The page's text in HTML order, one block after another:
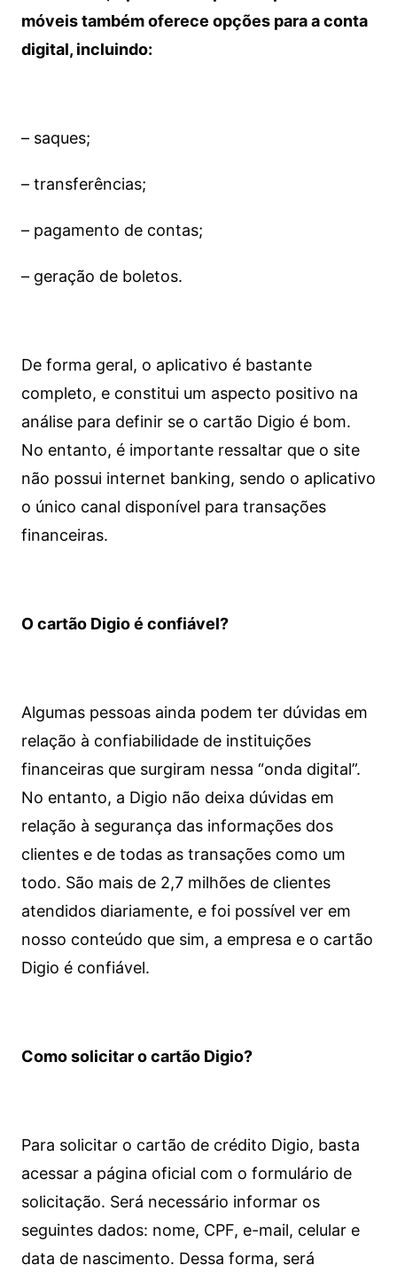
móveis também oferece opções para a conta
digital, incluindo:
– saques;
– transferências;
– pagamento de contas;
– geração de boletos.
De forma geral, o aplicativo é bastante
completo, e constitui um aspecto positivo na
análise para definir se o cartão Digio é bom.
No entanto, é importante ressaltar que o site
não possui internet banking, sendo o aplicativo
o único canal disponível para transações
financeiras.
O cartão Digio é confiável?
Algumas pessoas ainda podem ter dúvidas em
relação à confiabilidade de instituições
financeiras que surgiram nessa “onda digital”.
No entanto, a Digio não deixa dúvidas em
relação à segurança das informações dos
clientes e de todas as transações como um
todo. São mais de 2,7 milhões de clientes
atendidos diariamente, e foi possível ver em
nosso conteúdo que sim, a empresa e o cartão
Digio é confiável.
Como solicitar o cartão Digio?
Para solicitar o cartão de crédito Digio, basta
acessar a página oficial com o formulário de
solicitação. Será necessário informar os
seguintes dados: nome, CPF, e-mail, celular e
data de nascimento. Dessa forma, será